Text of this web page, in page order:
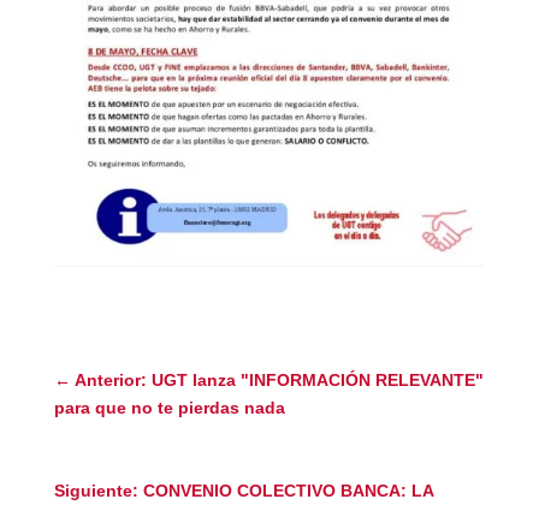
← Anterior: UGT lanza "INFORMACIÓN RELEVANTE"
para que no te pierdas nada
Siguiente: CONVENIO COLECTIVO BANCA: LA